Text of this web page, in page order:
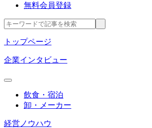
無料会員登録
トップページ
企業インタビュー
飲食・宿泊
卸・メーカー
経営ノウハウ